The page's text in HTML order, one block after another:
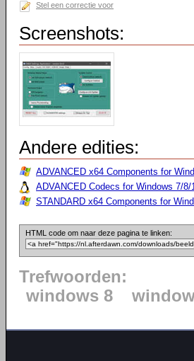
Stel een correctie voor
Screenshots:
Andere edities:
ADVANCED x64 Components for
ADVANCED Codecs for Windows 7/8/
STANDARD x64 Components for
HTML code om naar deze pagina te linken:
Trefwoorden:
windows 8